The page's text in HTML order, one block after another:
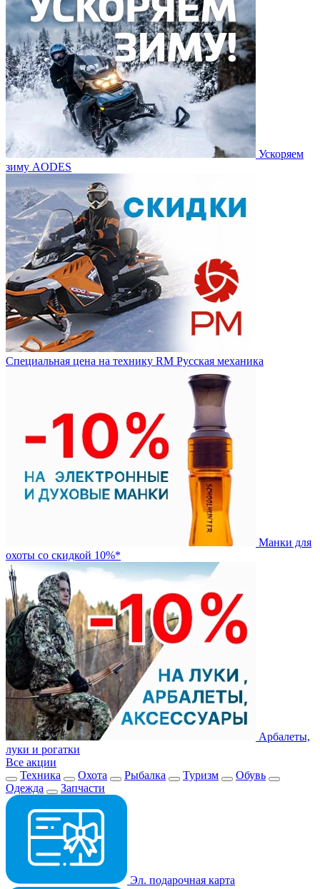
Ускоряем
зиму AODES
Специальная цена на технику RM Русская механика
Манки для
охоты со скидкой 10%*
Арбалеты,
луки и рогатки
Все акции
Техника
Охота Рыбалка Туризм
Обувь
Одежда
Запчасти
Эл. подарочная карта